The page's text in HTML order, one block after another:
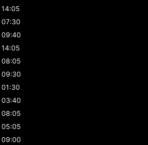
14:05
07:30
09:40
14:05
08:05
09:30
01:30
03:40
08:05
05:05
09:00